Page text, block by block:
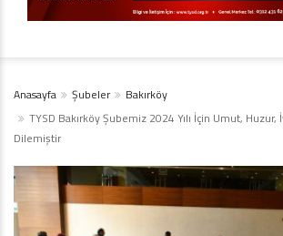
Anasayfa Şubeler
Bakırköy
TYSD Bakırköy Şubemiz 2024 Yılı İçin Umut, Huzur,
Dilemiştir